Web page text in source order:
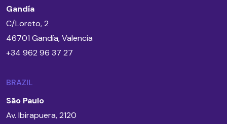
Gandía
C/Loreto, 2
46701 Gandía, Valencia
+34 962 96 37 27
BRAZIL
São Paulo
Av. Ibirapuera, 2120